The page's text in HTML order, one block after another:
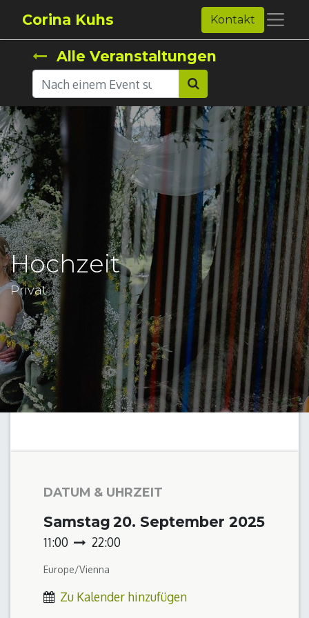
Corina Kuhs Kontakt
Alle Veranstaltungen
Hochzeit
Privat
DATUM & UHRZEIT
Samstag 20. September 2025
11:00 22:00
Europe/Vienna
Zu Kalender hinzufügen